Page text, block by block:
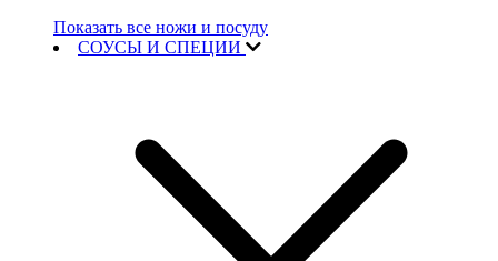
Показать все ножи и посуду
СОУСЫ И СПЕЦИИ